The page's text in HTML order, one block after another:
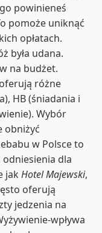
powinieneś
pomoże uniknąć
opłatach.
była udana.
na budżet.
oferują różne
HB (śniadania i
Wybór
obniżyć
w Polsce to
odniesienia dla
jakHotel Majewski,
oferują
jedzenia na
wpływa